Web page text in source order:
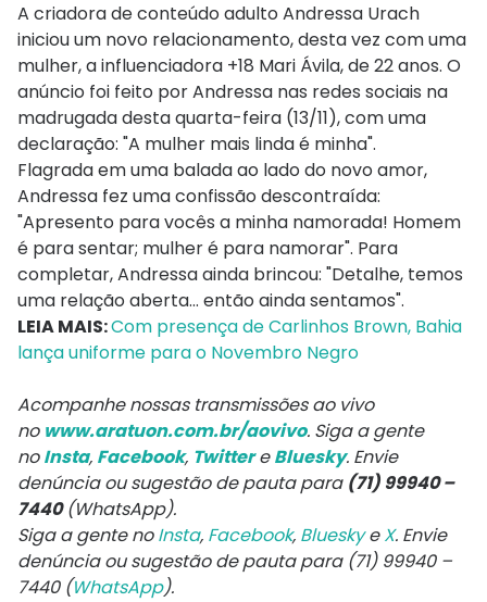
A criadora de conteúdo adulto Andressa Urach
iniciou um novo relacionamento, desta vez com uma
mulher, a influenciadora +18 Mari Ávila, de 22 anos. O
anúncio foi feito por Andressa nas redes sociais na
madrugada desta quarta-feira (13/11), com uma
declaração: "A mulher mais linda é minha".
Flagrada em uma balada ao lado do novo amor,
Andressa fez uma confissão descontraída:
"Apresento para vocês a minha namorada! Homem
é para sentar; mulher é para namorar". Para
completar, Andressa ainda brincou: "Detalhe, temos
uma relação aberta... então ainda sentamos".
LEIA MAIS:Com presença de Carlinhos Brown, Bahia
lança uniforme para o Novembro Negro
Acompanhe nossas transmissões ao vivo
no www.aratuon.com.br/aovivo. Siga a gente
noInsta, Facebook, TwittereBluesky. Envie
denúncia ou sugestão de pauta para (71) 99940 –
7440(WhatsApp).
Siga a gente noInsta, Facebook, BlueskyeX. Envie
denúncia ou sugestão de pauta para (71) 99940 –
7440 (WhatsApp).